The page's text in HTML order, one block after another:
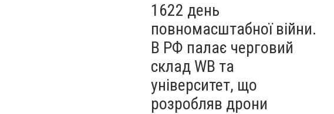
1622 день
повномасштабної війни.
В РФ палає черговий
склад WB та
університет, що
розробляв дрони